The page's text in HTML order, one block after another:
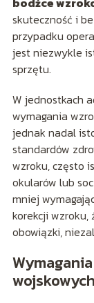
skuteczność i
przypadku
jest niezwykle
sprzętu.
W jednostkach
wymagania
jednak nadal
standardów
wzroku, często
okularów lub
mniej
korekcji wzroku,
obowiązki,